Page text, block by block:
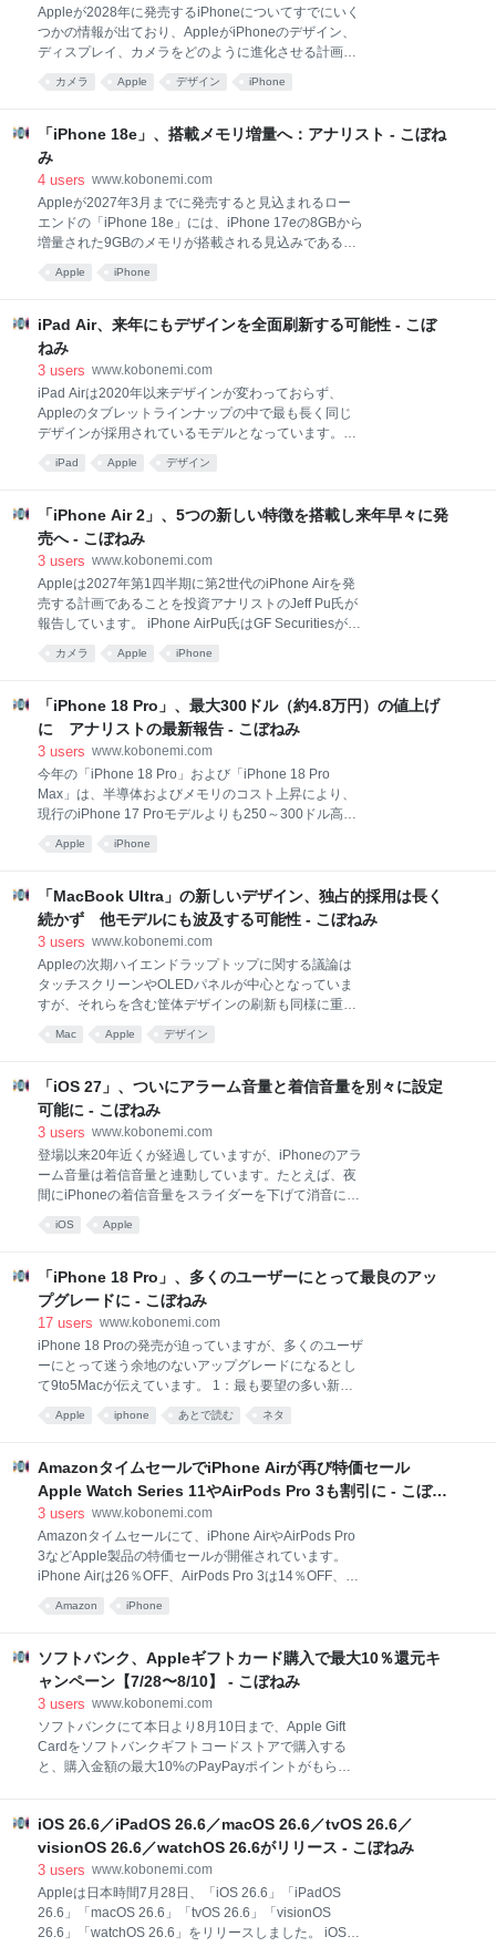
おり、Appleも今年6月下旬にようやく価格調整を強い
られました。その結果、全製品で100～400ドル以上の
値上げとなりました（詳細記事）。こうした値上げに
もかかわらず、Appleは依然としてMacBook Airの在庫
Appleが2028年に発売するiPhoneについてすでにいく
つかの情報が出ており、AppleがiPhoneのデザイン、
ディスプレイ、カメラをどのように進化させる計画な
MacRumorsが6つの特徴をまとめています。 より洗練
Dynamic Island ベゼルの狭小化 タンデムOLED A22
Proチップ 200MPの望遠カメラ 新しいiPhoneのイメ
ージ：MacRumors2028年モデルは、4つのエッジすべ
るディスプレイを導入する予定の「20周年記念
iPhone（2027）」の後継モデルとなります。報道に
よると、2027年モデルには目に見える妥協点がいくつ
かありますが、Appleは2028年モデルでそれらを解決
カメラ Apple デザイン iPhone
「iPhone 18e」、搭載メモリ増量へ：アナリスト - こぼね
み
4 users www.kobonemi.com
Appleが2027年3月までに発売すると見込まれるロー
エンドの「iPhone 18e」には、iPhone 17eの8GBから
増量された9GBのメモリが搭載される見込みであるこ
iPhone 17eiPhone 18eに9GBのメモリが搭載されると
トMing-Chi Kuo氏も報告していました（詳細記事）。
メモリが1GB増量されることで、Apple Intelligenceの
機能が引き続きスムーズに動作するようになるとして
売とされる標準モデルのiPhone 18もまた、iPhone 17
よりも1GB多い9GBのメモリを搭載します。 Source:
MacRumors
Apple iPhone
iPad Air、来年にもデザインを全面刷新する可能性 - こぼ
ねみ
3 users www.kobonemi.com
iPad Airは2020年以来デザインが変わっておらず、
Appleのタブレットラインナップの中で最も長く同じ
デザインが採用されているモデルとなっています。
MacRumorsが伝えています。 iPad AirAppleが最後に
で、フラットな側面、全面ディスプレイ、そして上部
ボタンにTouch IDが搭載されました。その後のM1、
M2、M3、M4へのアップデートはいずれも内部仕様の
来年はその状況が変わる可能性があります。Appleは
2027年初頭にiPad AirをOLEDに移行すると予想され
ており、Samsung DisplayがシングルスタックLTPSパ
ネルを、コストと輝度の面で最適化して供給する見込
iPad Apple デザイン
「iPhone Air 2」、5つの新しい特徴を搭載し来年早々に発
売へ - こぼねみ
3 users www.kobonemi.com
Appleは2027年第1四半期に第2世代のiPhone Airを発
売する計画であることを投資アナリストのJeff Pu氏が
報告しています。 iPhone AirPu氏はGF Securitiesが発
現行モデルと比較して次の5つの新機能を備えると述
ージョンレンズを補完する超広角レンズ搭載 Dynamic
Islandがわずかに小型化 TSMCの先進的な2nmプロセ
スで製造された、より高速で電力効率に優れたA20
のA19 Proチップ ワイヤレスネットワーク用となる
Appleの第2世代N2チップ：現行のiPhone Airに搭載さ
れているN1チップはAppleが設計したワイヤレスネッ
トワーク用チップで、Wi-Fi
カメラ Apple iPhone
「iPhone 18 Pro」、最大300ドル（約4.8万円）の値上げ
に アナリストの最新報告 - こぼねみ
3 users www.kobonemi.com
今年の「iPhone 18 Pro」および「iPhone 18 Pro
Max」は、半導体およびメモリのコスト上昇により、
現行のiPhone 17 Proモデルよりも250～300ドル高く
す。1ドル＝160円換算で4万円〜4.8万円の値上げにな
SecuritiesのJeff Pu 氏による決算レポートによると、
AppleがAIインフラの拡充に伴う世界的な部品不足に
直面していることから、2nmプロセスの半導体および
る可能性があります。 現在、iPhone 17 ProとiPhone
17 Pro Maxの価格は、それぞれ米国で1,099ドルと
1,199ドル（日本では194,800円と214,800円）からと
なっています。iPhon
Apple iPhone
「MacBook Ultra」の新しいデザイン、独占的採用は長く
続かず 他モデルにも波及する可能性 - こぼねみ
3 users www.kobonemi.com
Appleの次期ハイエンドラップトップに関する議論は
タッチスクリーンやOLEDパネルが中心となっていま
すが、それらを含む筐体デザインの刷新も同様に重要
います。ハイエンドモデルだけに刷新された新しいデ
が他のモデルにも波及していくと予想されています。
新しいMacBookのイメージ：MacRumorsBloomberg
のMark Gurman氏は先週、Appleが今後2年間で販売す
（詳細記事）。Gurman氏の報告によると、2027年に
発売予定のエントリーモデルである14インチMacBook
Pro（コードネーム「K104」）は、ハイエンドモデル
の「K114」および「K116」のデザインに類似してお
Mac Apple デザイン
「iOS 27」、ついにアラーム音量と着信音量を別々に設定
可能に - こぼねみ
3 users www.kobonemi.com
登場以来20年近くが経過していますが、iPhoneのアラ
ーム音量は着信音量と連動しています。たとえば、夜
間にiPhoneの着信音量をスライダーを下げて消音にす
す。これが「iOS 27」でようやく解消されました。
Volume toggle設定に「Alarms and Timers／アラーム
とタイマー」セクションが追加され、そこに「Match
Ringtone Volume toggle／着信音の音量に合わせる」
にすると、専用のスライダーが表示され、着信音の音
量をゼロに下げても、設定したアラームの音量で目覚
めることができます。 アラームの音量を個別に設定す
る方法 iPhoneで「設定」を開く 「サウンドと触覚」
iOS Apple
「iPhone 18 Pro」、多くのユーザーにとって最良のアッ
プグレードに - こぼねみ
17 users www.kobonemi.com
iPhone 18 Proの発売が迫っていますが、多くのユーザ
ーにとって迷う余地のないアップグレードになるとし
て9to5Macが伝えています。 1：最も要望の多い新機
能 2：iOS 27の魅力的なAI機能 3：購入のハードル低
下 新しいiPhoneのイメージ 1：最も要望の多い新機能
同社の予想をはるかに上回る成功を収めました。その
成功の要因を正確に特定するのは難しいものの、ユー
ザーから特に好評だった3つのアップグレードを挙げ
駆動時間の向上 カメラ機能の進化 これら3つの要素
は、多くのiPhoneユーザーが最も重視する点に応える
ものです。iPhone 18 Proはこれら3つの点でさらなる
改善を続ける見込みです。 iPhone 18 Proには注目す
Apple iphone あとで読む ネタ
AmazonタイムセールでiPhone Airが再び特価セール
Apple Watch Series 11やAirPods Pro 3も割引に - こぼね
み
3 users www.kobonemi.com
Amazonタイムセールにて、iPhone AirやAirPods Pro
3などApple製品の特価セールが開催されています。
iPhone Airは26％OFF、AirPods Pro 3は14％OFF、
iPhoneやiPadなどAmazon整備済み品もがセールとな
っています。詳しくは、Appleセール対象商品をご覧
ください。 本日よりファッションタイムセール祭りも
Amazon iPhone
ソフトバンク、Appleギフトカード購入で最大10％還元キ
ャンペーン【7/28〜8/10】 - こぼねみ
3 users www.kobonemi.com
ソフトバンクにて本日より8月10日まで、Apple Gift
Cardをソフトバンクギフトコードストアで購入する
と、購入金額の最大10%のPayPayポイントがもらえ
があります。 ソフトバンク：Apple Gift Card PayPay
ポイントプレゼントキャンペーン特典付与条件は、次
の4つの条件をすべて満たすことが必要です。 専用の
応募サイトからキャンペーンのエントリーが完了して
いること Apple Gift Card購入時に「ソフトバンクまと
めて支払い」または「ワイモバイルまとめて支払い」
iOS 26.6／iPadOS 26.6／macOS 26.6／tvOS 26.6／
visionOS 26.6／watchOS 26.6がリリース - こぼねみ
3 users www.kobonemi.com
Appleは日本時間7月28日、「iOS 26.6」「iPadOS
26.6」「macOS 26.6」「tvOS 26.6」「visionOS
26.6」「watchOS 26.6」をリリースしました。 iOS